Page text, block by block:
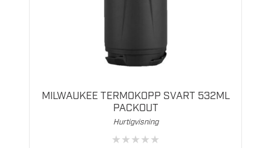
MILWAUKEE TERMOKOPP SVART 532ML
PACKOUT
Hurtigvisning
★★★★★